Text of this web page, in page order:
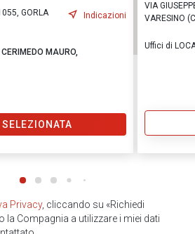
GORLA
Indicazioni
CERIMEDO MAURO,
VIA
VARESINO
Uffici di
Privacy, cliccando su «Richiedi
la Compagnia a utilizzare i miei dati